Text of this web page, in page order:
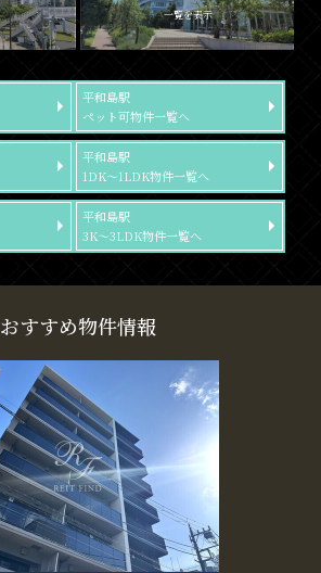
一覧を表示
平和島駅
ペット可物件一覧へ
平和島駅
1DK～1LDK物件一覧へ
平和島駅
3K～3LDK物件一覧へ
おすすめ物件情報